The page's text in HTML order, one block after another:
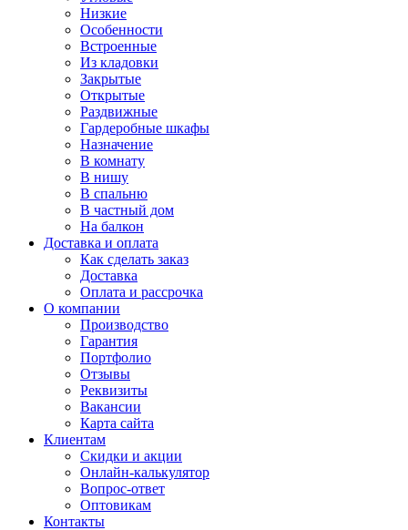
Низкие
Особенности
Встроенные
Из кладовки
Закрытые
Открытые
Раздвижные
Гардеробные шкафы
Назначение
В комнату
В нишу
В спальню
В частный дом
На балкон
Доставка и оплата
Как сделать заказ
Доставка
Оплата и рассрочка
О компании
Производство
Гарантия
Портфолио
Отзывы
Реквизиты
Вакансии
Карта сайта
Клиентам
Скидки и акции
Онлайн-калькулятор
Вопрос-ответ
Оптовикам
Контакты